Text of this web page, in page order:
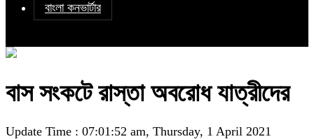
বাংলা কনভার্টার
বাস সংকটে রাস্তা অবরোধ যাত্রীদের
Update Time : 07:01:52 am, Thursday, 1 April 2021